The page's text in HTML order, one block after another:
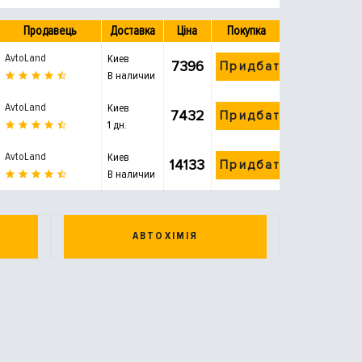
Продавець Доставка Ціна Покупка
AvtoLand
Киев
В наличии
7396 Придбати
AvtoLand
Киев
1 дн.
7432 Придбати
AvtoLand
Киев
В наличии
14133 Придбати
АВТОХІМІЯ